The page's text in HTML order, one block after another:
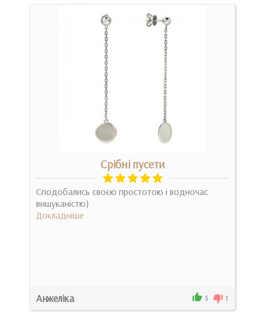
Срібні пусети
Сподобались своєю простотою і водночас
вишуканістю)
Докладніше
Анжеліка 5 1